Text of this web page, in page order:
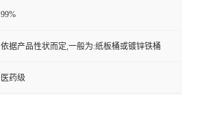
99%
依据产品性状而定,一般为:纸板桶或镀锌铁桶
医药级